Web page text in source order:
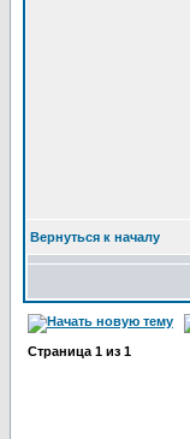
Вернуться к началу
Страница 1 из 1